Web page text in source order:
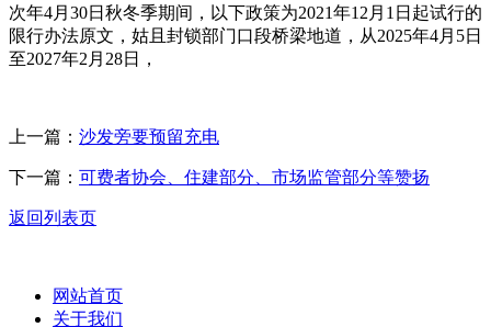
次年4月30日秋冬季期间，以下政策为2021年12月1日起试行的
限行办法原文，姑且封锁部门口段桥梁地道，从2025年4月5日
至2027年2月28日，
上一篇： 沙发旁要预留充电
下一篇： 可费者协会、住建部分、市场监管部分等赞扬
返回列表页
网站首页
关于我们